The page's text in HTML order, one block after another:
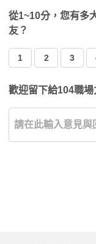
從1~10分，您有多
友？
1 2 3
歡迎留下給104職